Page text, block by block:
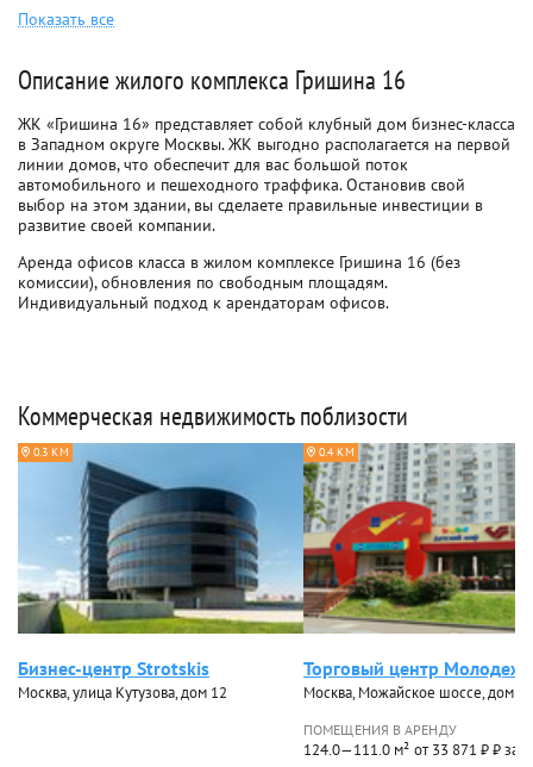
Показать все
Описание жилого комплекса Гришина 16
ЖК «Гришина 16» представляет собой клубный дом бизнес-класса
в Западном округе Москвы. ЖК выгодно располагается на первой
линии домов, что обеспечит для вас большой поток
автомобильного и пешеходного траффика. Остановив свой
выбор на этом здании, вы сделаете правильные инвестиции в
развитие своей компании.
Аренда офисов класса в жилом комплексе Гришина 16 (без
комиссии), обновления по свободным площадям.
Индивидуальный подход к арендаторам офисов.
Коммерческая недвижимость поблизости
0.3 КМ
Бизнес-центр Strotskis
Москва, улица Кутузова, дом 12
0.4 КМ
Торговый центр
Москва, Можайское шоссе, дом
ПОМЕЩЕНИЯ В АРЕНДУ
124.0—111.0 м² от 33 871 ₽ ₽ за